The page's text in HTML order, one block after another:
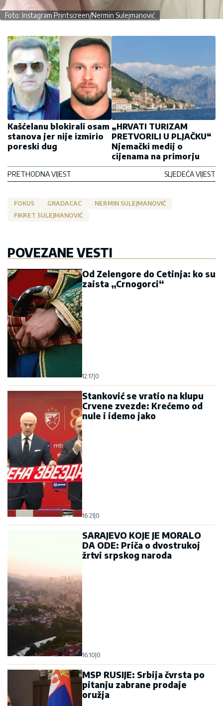
Foto: Instagram Printscreen/Nermin Sulejmanović
Kašćelanu blokirali osam
stanova jer nije izmirio
poreski dug
PRETHODNA VIJEST
„HRVATI TURIZAM
PRETVORILI U PLJAČKU“
Njemački medij o
cijenama na primorju
SLJEDEĆA VIJEST
FOKUS GRADACAC
NERMIN SULEJMANOVIĆ
FIKRET SULEJMANOVIĆ
POVEZANE VESTI
Od Zelengore do Cetinja: ko su
zaista „Crnogorci“
12:17 0
Stanković se vratio na klupu
Crvene zvezde: Krećemo od
nule i idemo jako
16:21 0
SARAJEVO KOJE JE MORALO
DA ODE: Priča o dvostrukoj
žrtvi srpskog naroda
16:10 0
MSP RUSIJE: Srbija čvrsta po
pitanju zabrane prodaje
oružja